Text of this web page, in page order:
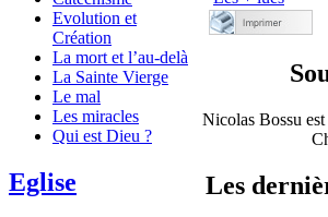
Evolution et
Création
La mort et l’au-delà
La Sainte Vierge
Le mal
Les miracles
Qui est Dieu ?
Eglise
Nicolas Bossu
Les